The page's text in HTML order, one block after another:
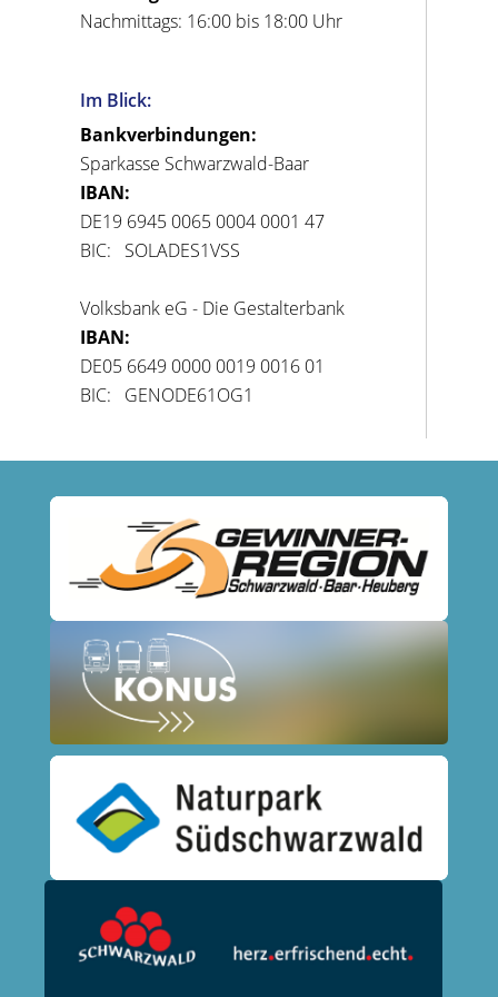
Nachmittags: 16:00 bis 18:00 Uhr
Im Blick:
Bankverbindungen:
Sparkasse Schwarzwald-Baar
IBAN:
DE19 6945 0065 0004 0001 47
BIC: SOLADES1VSS
Volksbank eG - Die Gestalterbank
IBAN:
DE05 6649 0000 0019 0016 01
BIC: GENODE61OG1